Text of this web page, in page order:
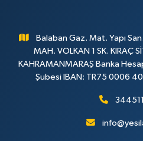
Balaban Gaz. Mat. Yapı
MAH. VOLKAN 1 SK. KIRAÇ
KAHRAMANMARAŞ Banka
Şubesi IBAN: TR75 0006